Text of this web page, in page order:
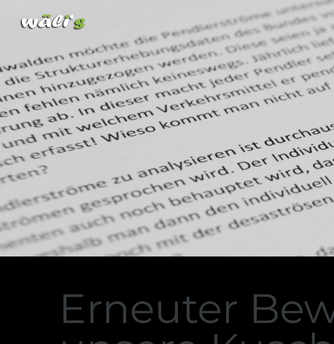
Erneuter